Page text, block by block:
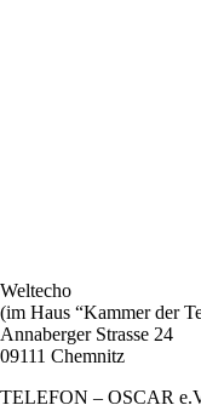
Weltecho
(im Haus “Kammer der
Annaberger Strasse 24
09111 Chemnitz
TELEFON – OSCAR